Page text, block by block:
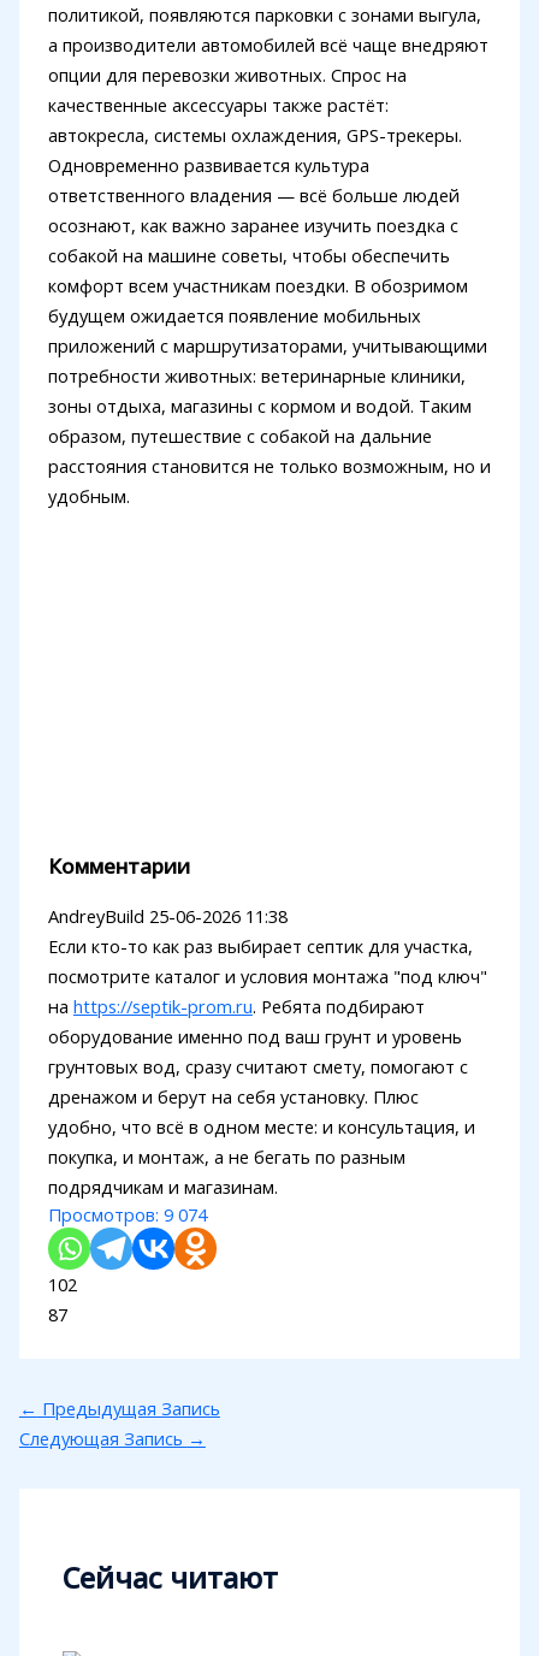
политикой, появляются парковки с зонами выгула,
а производители автомобилей всё чаще внедряют
опции для перевозки животных. Спрос на
качественные аксессуары также растёт:
автокресла, системы охлаждения, GPS-трекеры.
Одновременно развивается культура
ответственного владения — всё больше людей
осознают, как важно заранее изучить поездка с
собакой на машине советы, чтобы обеспечить
комфорт всем участникам поездки. В обозримом
будущем ожидается появление мобильных
приложений с маршрутизаторами, учитывающими
потребности животных: ветеринарные клиники,
зоны отдыха, магазины с кормом и водой. Таким
образом, путешествие с собакой на дальние
расстояния становится не только возможным, но и
удобным.
Комментарии
AndreyBuild 25-06-2026 11:38
Если кто-то как раз выбирает септик для участка,
посмотрите каталог и условия монтажа "под ключ"
на https://septik-prom.ru. Ребята подбирают
оборудование именно под ваш грунт и уровень
грунтовых вод, сразу считают смету, помогают с
дренажом и берут на себя установку. Плюс
удобно, что всё в одном месте: и консультация, и
покупка, и монтаж, а не бегать по разным
подрядчикам и магазинам.
Просмотров: 9 074
102
87
← Предыдущая Запись
Следующая Запись →
Сейчас читают